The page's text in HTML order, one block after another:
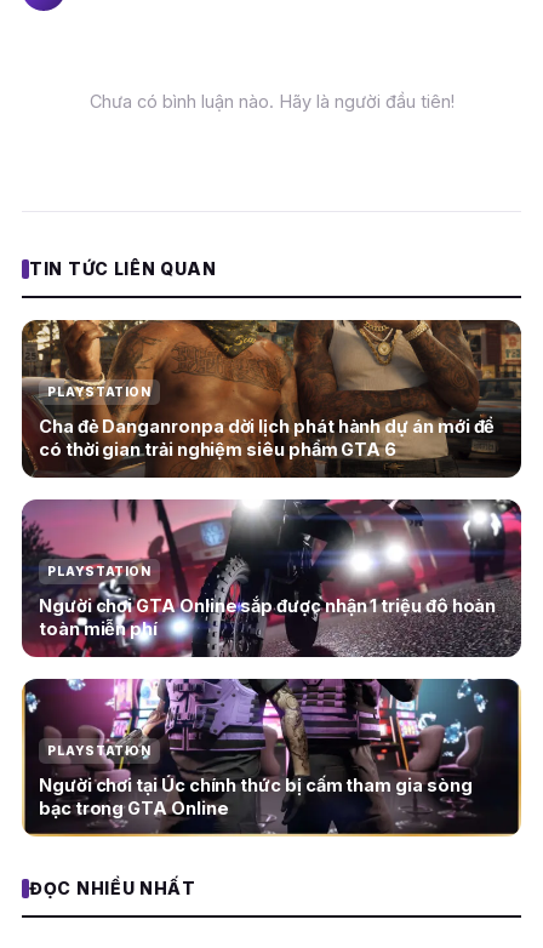
Chưa có bình luận nào. Hãy là người đầu tiên!
TIN TỨC LIÊN QUAN
PLAYSTATION
Cha đẻ Danganronpa dời lịch phát hành dự án mới để
có thời gian trải nghiệm siêu phẩm GTA 6
PLAYSTATION
Người chơi GTA Online sắp được nhận 1 triệu đô hoàn
toàn miễn phí
PLAYSTATION
Người chơi tại Úc chính thức bị cấm tham gia sòng
bạc trong GTA Online
ĐỌC NHIỀU NHẤT